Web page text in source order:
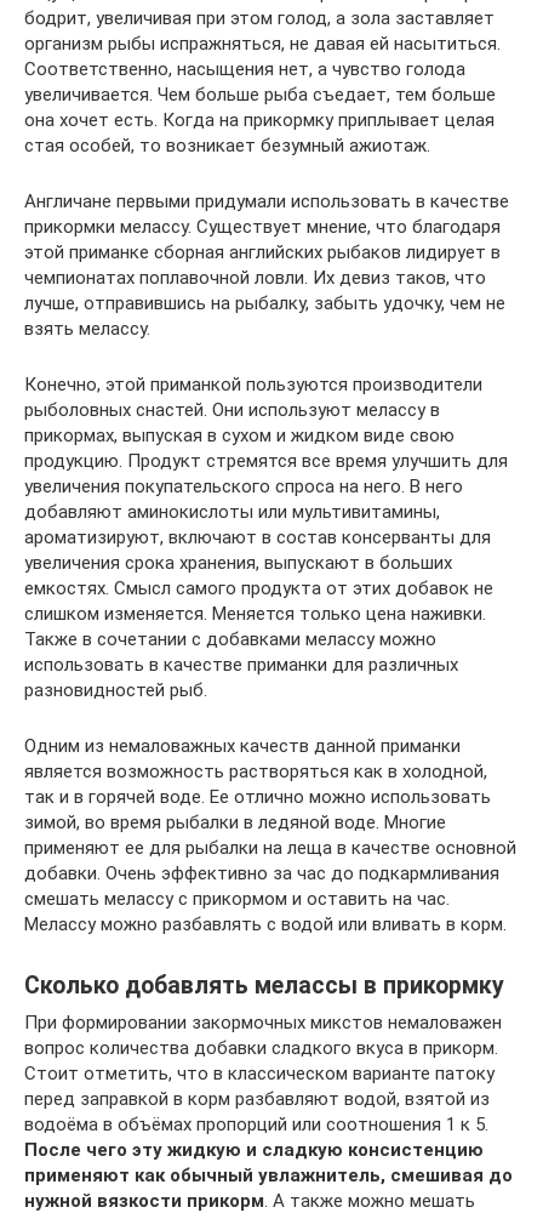
бодрит, увеличивая при этом голод, а зола заставляет
организм рыбы испражняться, не давая ей насытиться.
Соответственно, насыщения нет, а чувство голода
увеличивается. Чем больше рыба съедает, тем больше
она хочет есть. Когда на прикормку приплывает целая
стая особей, то возникает безумный ажиотаж.
Англичане первыми придумали использовать в качестве
прикормки мелассу. Существует мнение, что благодаря
этой приманке сборная английских рыбаков лидирует в
чемпионатах поплавочной ловли. Их девиз таков, что
лучше, отправившись на рыбалку, забыть удочку, чем не
взять мелассу.
Конечно, этой приманкой пользуются производители
рыболовных снастей. Они используют мелассу в
прикормах, выпуская в сухом и жидком виде свою
продукцию. Продукт стремятся все время улучшить для
увеличения покупательского спроса на него. В него
добавляют аминокислоты или мультивитамины,
ароматизируют, включают в состав консерванты для
увеличения срока хранения, выпускают в больших
емкостях. Смысл самого продукта от этих добавок не
слишком изменяется. Меняется только цена наживки.
Также в сочетании с добавками мелассу можно
использовать в качестве приманки для различных
разновидностей рыб.
Одним из немаловажных качеств данной приманки
является возможность растворяться как в холодной,
так и в горячей воде. Ее отлично можно использовать
зимой, во время рыбалки в ледяной воде. Многие
применяют ее для рыбалки на леща в качестве основной
добавки. Очень эффективно за час до подкармливания
смешать мелассу с прикормом и оставить на час.
Мелассу можно разбавлять с водой или вливать в корм.
Сколько добавлять мелассы в прикормку
При формировании закормочных микстов немаловажен
вопрос количества добавки сладкого вкуса в прикорм.
Стоит отметить, что в классическом варианте патоку
перед заправкой в корм разбавляют водой, взятой из
водоёма в объёмах пропорций или соотношения 1 к 5.
После чего эту жидкую и сладкую консистенцию
применяют как обычный увлажнитель, смешивая до
нужной вязкости прикорм . А также можно мешать